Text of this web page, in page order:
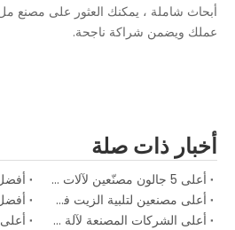
أبحاث شاملة ، يمكنك العثور على مصنع
عملك ويضمن شراكة ناجحة.
أخبار ذات صلة
أعلى 5 جالون مصنّعين لآلات ملء المياه
أعلى مصنعين لتلبية الزيت في الصين
أعلى الشركات المصنعة لآلة ملء السائل